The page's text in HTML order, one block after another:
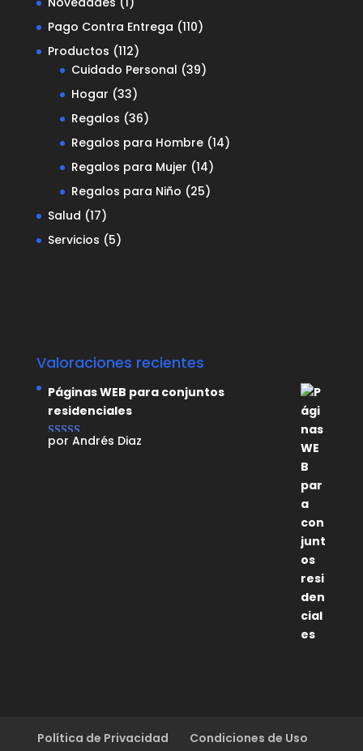
Pago Contra Entrega (110)
Productos (112)
Cuidado Personal (39)
Hogar (33)
Regalos (36)
Regalos para Hombre (14)
Regalos para Mujer (14)
Regalos para Niño (25)
Salud (17)
Servicios (5)
Valoraciones recientes
Páginas WEB para conjuntos
residenciales
Valorado con
por Andrés Diaz
Política de Privacidad
Condiciones de Uso